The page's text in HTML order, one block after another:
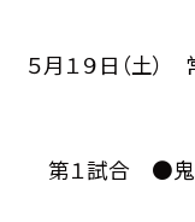
５月１９日（土
第１試合 ●